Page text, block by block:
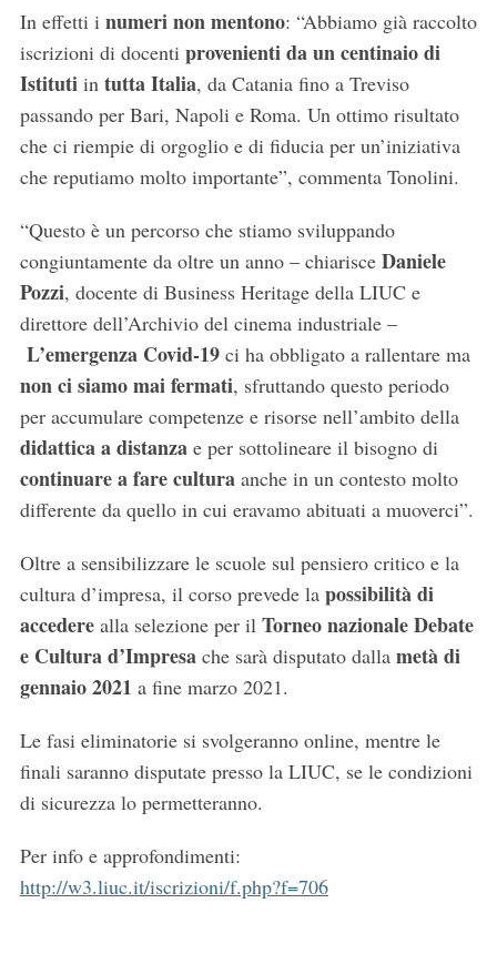
In effetti i numeri non mentono: “Abbiamo già raccolto
iscrizioni di docenti provenienti da un centinaiodi
Istitutiin tutta Italia, da Catania fino a Treviso
passando per Bari, Napoli e Roma. Un ottimo risultato
che ci riempie di orgoglio e di fiducia per un’iniziativa
che reputiamo molto importante”, commenta Tonolini.
“Questo è un percorso che stiamo sviluppando
congiuntamente da oltre un anno – chiarisce Daniele
Pozzi, docente di Business Heritage della LIUC e
direttore dell’Archivio del cinema industriale –
L’emergenza Covid-19ci ha obbligato a rallentare ma
non ci siamo mai fermati, sfruttando questo periodo
per accumulare competenze e risorse nell’ambito della
didattica a distanzae per sottolineare il bisogno di
continuare a fare culturaanche in un contesto molto
differente da quello in cui eravamo abituati a muoverci”.
Oltre a sensibilizzare le scuole sul pensiero critico e la
cultura d’impresa, il corso prevede la possibilità di
accederealla selezione per il Torneo nazionale Debate
e Cultura d’Impresache sarà disputato dalla metà di
gennaio 2021 a fine marzo 2021.
Le fasi eliminatorie si svolgeranno online, mentre le
finali saranno disputate presso la LIUC, se le condizioni
di sicurezza lo permetteranno.
Per info e approfondimenti:
http://w3.liuc.it/iscrizioni/f.php?f=706
f
r
: